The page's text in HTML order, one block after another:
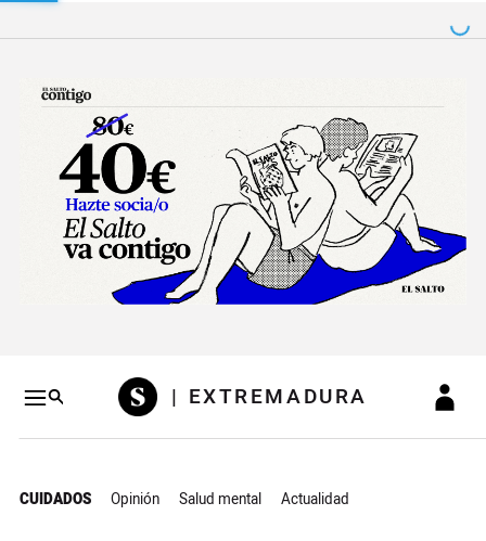
Salto a contenido
| EXTREMADURA
CUIDADOS Opinión Salud mental Actualidad